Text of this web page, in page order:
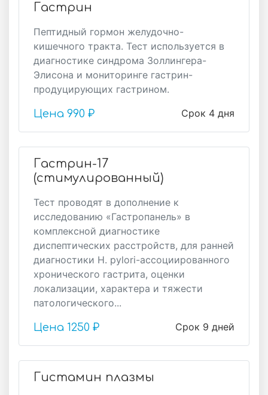
Гастрин
Пептидный гормон желудочно-
кишечного тракта. Тест используется в
диагностике синдрома Золлингера-
Элисона и мониторинге гастрин-
продуцирующих гастрином.
Срок 4 дня
Цена 990 ₽
Гастрин-17
(стимулированный)
Тест проводят в дополнение к
исследованию «Гастропанель» в
комплексной диагностике
диспептических расстройств, для ранней
диагностики H. pylori-ассоциированного
хронического гастрита, оценки
локализации, характера и тяжести
патологического...
Срок 9 дней
Цена 1250 ₽
Гистамин плазмы